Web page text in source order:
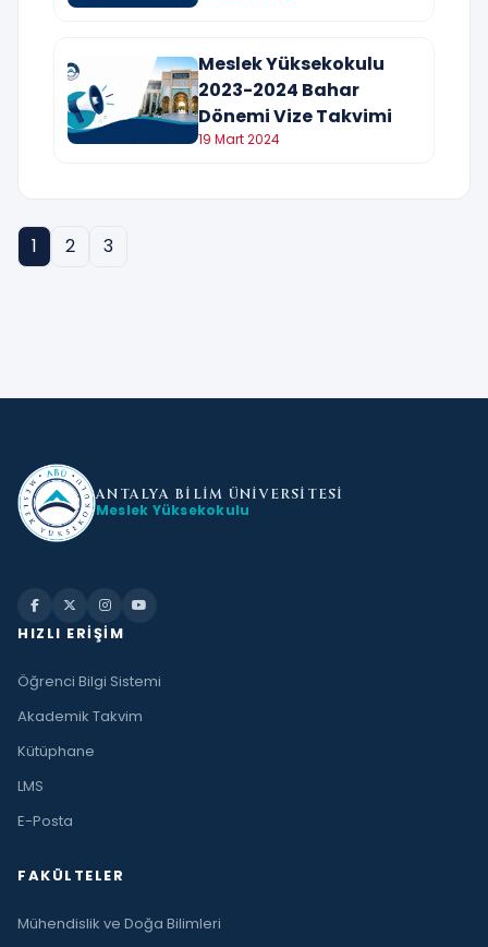
Meslek Yüksekokulu
2023-2024 Bahar
Dönemi Vize Takvimi
19 Mart 2024
1 2 3
ANTALYA BİLİM ÜNİVERSİTESİ
Meslek Yüksekokulu
HIZLI ERIŞIM
Öğrenci Bilgi Sistemi
Akademik Takvim
Kütüphane
LMS
E-Posta
FAKÜLTELER
Mühendislik ve Doğa Bilimleri